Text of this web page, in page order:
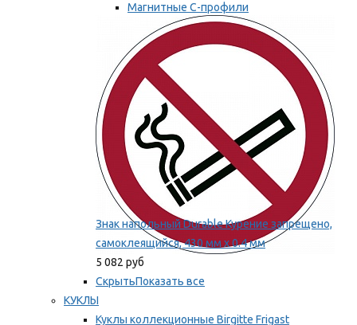
Магнитные С-профили
Напольная маркировка
Мы рекомендуем
Знак напольный Durable Курение запрещено,
самоклеящийся, 430 мм х 0.4 мм
5 082 руб
СкрытьПоказать все
КУКЛЫ
Куклы коллекционные Birgitte Frigast